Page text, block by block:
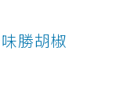
勝胡椒